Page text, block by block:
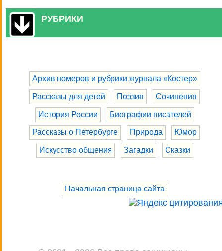
РУБРИКИ
Архив номеров и рубрики журнала «Костер»
Рассказы для детей Поэзия Сочинения
История России Биографии писателей
Рассказы о Петербурге Природа Юмор
Искусство общения Загадки Сказки
Начальная страница сайта